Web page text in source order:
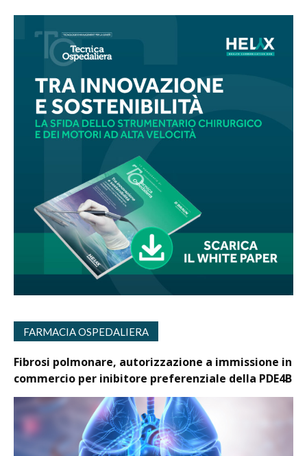
FARMACIA OSPEDALIERA
Fibrosi polmonare, autorizzazione a immissione in
commercio per inibitore preferenziale della PDE4B